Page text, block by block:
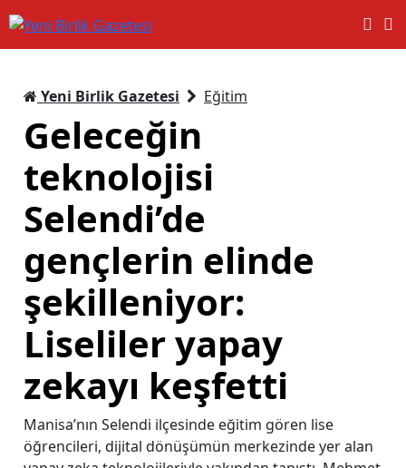
Yeni Birlik Gazetesi Eğitim
Geleceğin
teknolojisi
Selendi’de
gençlerin elinde
şekilleniyor:
Liseliler yapay
zekayı keşfetti
Manisa’nın Selendi ilçesinde eğitim gören lise
öğrencileri, dijital dönüşümün merkezinde yer alan